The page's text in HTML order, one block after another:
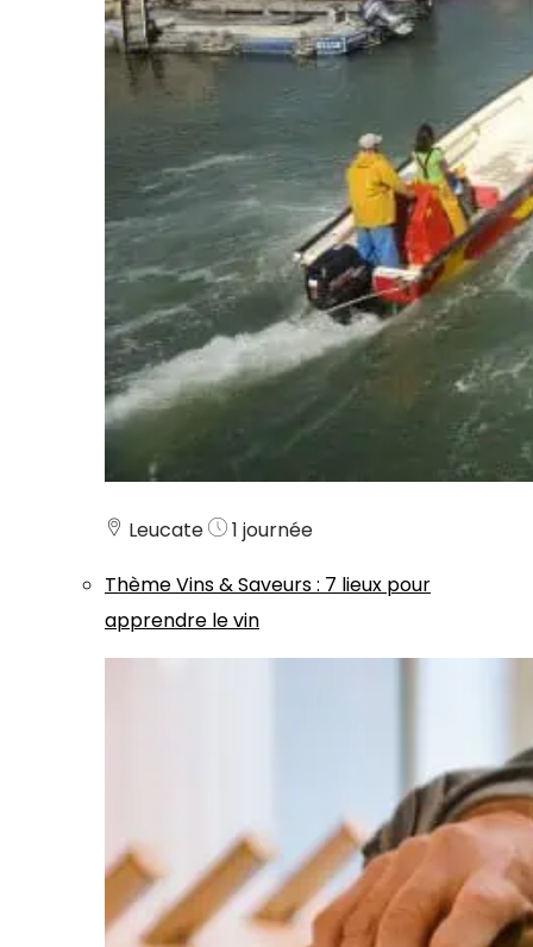
Leucate
1 journée
ThèmeVins & Saveurs: 7 lieux pour
apprendre le vin